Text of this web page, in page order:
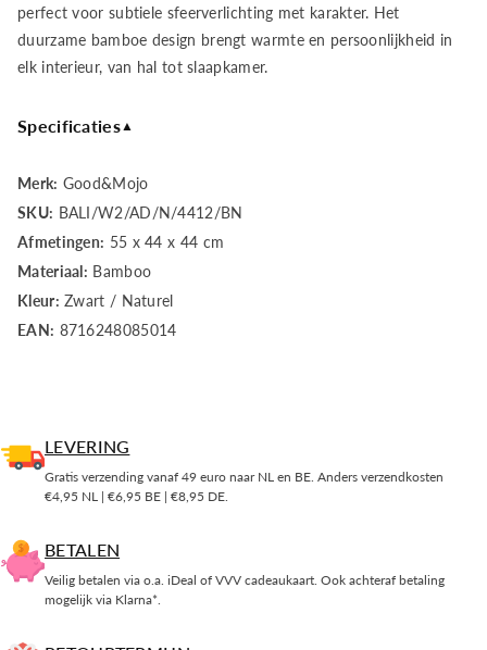
Bali
bamboe
nat./kap
zw./nat.,
S
Bali
bamboe
zw./nat.,
S
perfect voor subtiele sfeerverlichting met karakter. Het
duurzame bamboe design brengt warmte en persoonlijkheid in
elk interieur, van hal tot slaapkamer.
Specificaties▲
Merk: Good&Mojo
SKU: BALI/W2/AD/N/4412/BN
Afmetingen: 55 x 44 x 44 cm
Materiaal: Bamboo
Kleur: Zwart / Naturel
EAN: 8716248085014
LEVERING
Gratis verzending vanaf 49 euro naar NL en BE. Anders verzendkosten
€4,95 NL | €6,95 BE | €8,95 DE.
BETALEN
Veilig betalen via o.a. iDeal of VVV cadeaukaart. Ook achteraf betaling
mogelijk via Klarna*.